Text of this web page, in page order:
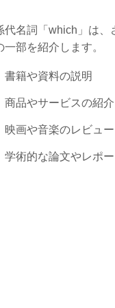
代名詞「which」は、
一部を紹介します。
書籍や資料の説明
商品やサービスの紹介
映画や音楽のレビュー
学術的な論文やレポー